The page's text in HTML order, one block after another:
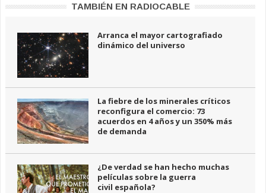
TAMBIÉN EN RADIOCABLE
Arranca el mayor cartografiado
dinámico del universo
La fiebre de los minerales críticos
reconfigura el comercio: 73
acuerdos en 4 años y un 350% más
de demanda
¿De verdad se han hecho muchas
películas sobre la guerra
civil española?